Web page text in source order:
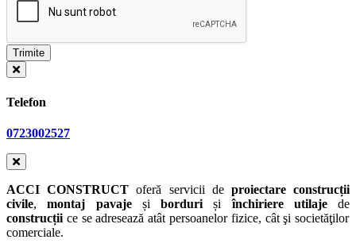
Telefon
0723002527
ACCI CONSTRUCToferă servicii de proiectare construcții
civile,montaj pavaje și borduriși închiriere utilaje de
construcții ce se adresează atât persoanelor fizice, cât şi societăţilor
comerciale.